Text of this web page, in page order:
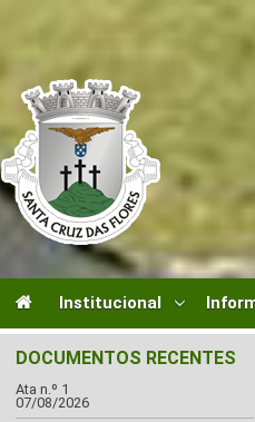
Institucional
DOCUMENTOS RECENTES
Ata n.º 1
07/08/2026